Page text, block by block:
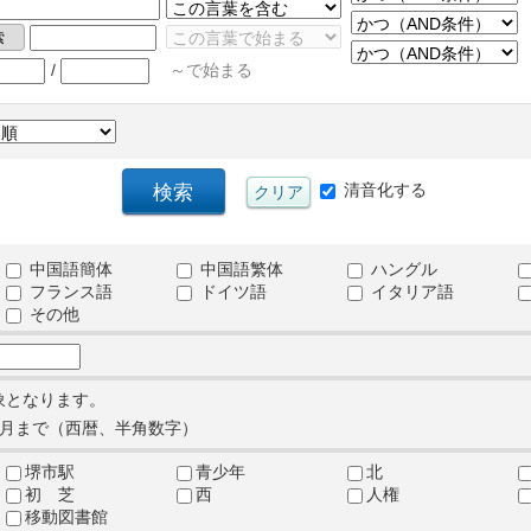
/ ～で始まる
清音化する
中国語簡体 中国語繁体
ハングル
フランス語
ドイツ語
イタリア語
その他
なります。
月まで（西暦、半角数字）
堺市駅 青少年
北
初 芝
西
人権
移動図書館